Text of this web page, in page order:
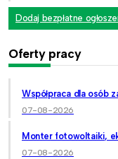
Dodaj bezpłatne
Oferty pracy
Współpraca dla osób
07-08-2026
Monter fotowoltaiki,
07-08-2026